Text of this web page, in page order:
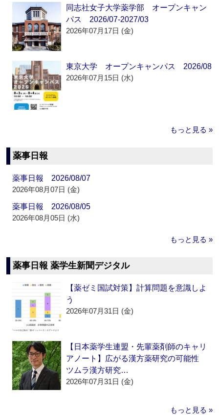
同志社女子大学薬学部 オープンキャン
パス 2026/07-2027/03
2026年07月17日 (金)
東京大学 オープンキャンパス 2026/08
2026年07月15日 (水)
もっと見る »
薬事日報
薬事日報 2026/08/07
2026年08月07日 (金)
薬事日報 2026/08/05
2026年08月05日 (水)
もっと見る »
薬事日報 薬学生新聞デジタル
【薬ゼミ国試対策】計算問題を意識しよ
う
2026年07月31日 (金)
【日本薬学生連盟・先輩薬剤師のキャリ
アノート】広がる漢方薬研究の可能性
ツムラ漢方研究…
2026年07月31日 (金)
もっと見る »